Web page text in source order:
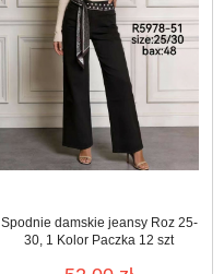
Spodnie damskie jeansy Roz 25-
30, 1 Kolor Paczka 12 szt